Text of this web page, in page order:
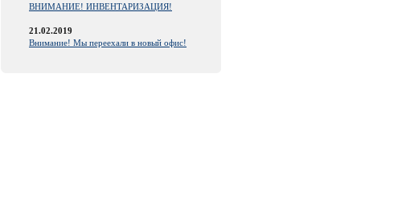
ВНИМАНИЕ! ИНВЕНТАРИЗАЦИЯ!
21.02.2019
Внимание! Мы переехали в новый офис!